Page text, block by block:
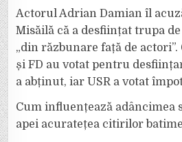
Actorul Adrian Damian îl
Misăilă că a desființat trupa
„din răzbunare față de actori”.
și FD au votat pentru
a abținut, iar USR a votat
Cum influențează adâncimea
apei acuratețea citirilor